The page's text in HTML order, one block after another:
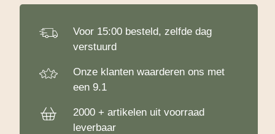
aantal
Voor 15:00 besteld, zelfde dag
verstuurd
Onze klanten waarderen ons met
een 9.1
2000 + artikelen uit voorraad
leverbaar